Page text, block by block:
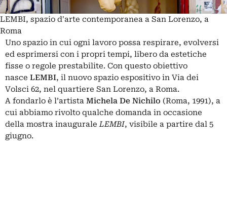
LEMBI, spazio d'arte contemporanea a San Lorenzo, a
Roma
Uno spazio in cui ogni lavoro possa respirare, evolversi
ed esprimersi con i propri tempi, libero da estetiche
fisse o regole prestabilite. Con questo obiettivo
nasce LEMBI, il nuovo spazio espositivo in Via dei
Volsci 62, nel quartiere San Lorenzo, a Roma.
A fondarlo è l’artista Michela De Nichilo (Roma, 1991), a
cui abbiamo rivolto qualche domanda in occasione
della mostra inauguraleLEMBI, visibile a partire dal 5
giugno.